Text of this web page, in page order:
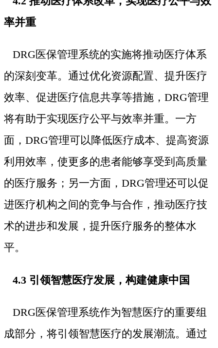
率并重
DRG医保管理系统的实施将推动医疗体系
的深刻变革。通过优化资源配置、提升医疗
效率、促进医疗信息共享等措施，DRG管理
将有助于实现医疗公平与效率并重。一方
面，DRG管理可以降低医疗成本、提高资源
利用效率，使更多的患者能够享受到高质量
的医疗服务；另一方面，DRG管理还可以促
进医疗机构之间的竞争与合作，推动医疗技
术的进步和发展，提升医疗服务的整体水
平。
4.3 引领智慧医疗发展，构建健康中国
DRG医保管理系统作为智慧医疗的重要组
成部分，将引领智慧医疗的发展潮流。通过